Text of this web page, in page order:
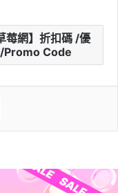
網】折扣碼 /優
Promo Code